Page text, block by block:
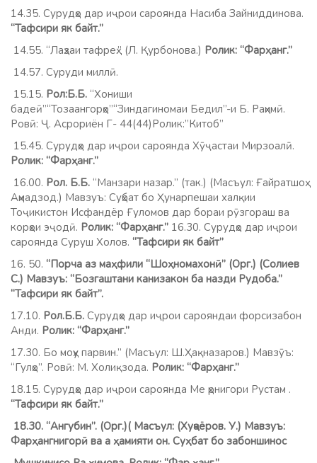
14.35. Сурудҳо дар иҷрои сароянда Насиба Зайниддинова.
“Тафсири як байт.”
14.55. “Лаҳзаи тафреҳ.” (Л. Қурбонова.) Ролик: “Фарҳанг.”
14.57. Суруди миллӣ.
15.15. Рол:Б.Б. “Хониши
бадеӣ”“Тозаангорҳо”“Зиндагиномаи Бедил”-и Б. Раҳимӣ.
Ровӣ: Ҷ. Асрориён Г- 44(44)Ролик:”Китоб”
15.45. Сурудҳо дар иҷрои сароянда Хӯҷастаи Мирзоалӣ.
Ролик: “Фарҳанг.”
16.00. Рол. Б.Б. “Манзари назар.” (так.) (Масъул: Ғайратшоҳ
Аҳмадзод.) Мавзуъ: Суҳбат бо Ҳунарпешаи халқии
Тоҷикистон Исфандёр Ғуломов дар бораи рӯзгораш ва
корҳои эҷодӣ. Ролик: “Фарҳанг.” 16.30. Сурудҳо дар иҷрои
сароянда Суруш Холов. “Тафсири як байт”
16. 50. “Порча аз маҳфили “Шоҳномахонӣ” (Орг.) (Солиев
С.) Мавзуъ: “Бозгаштани канизакон ба назди Рудоба.”
“Тафсири як байт”.
17.10. Рол.Б.Б. Сурудҳо дар иҷрои сарояндаи форсизабон
Анди. Ролик: “Фарҳанг.”
17.30. Бо моҳу парвин.” (Масъул: Ш.Ҳақназаров.) Мавзӯъ:
“Гулҳо”. Ровӣ: М. Холиқзода. Ролик: “Фарҳанг.”
18.15. Сурудҳо дар иҷрои сароянда Ме ҳрнигори Рустам .
“Тафсири як байт.”
18.30. “Ангубин”. (Орг.)( Масъул: (Хуҷаёров. У.) Мавзуъ:
Фарҳангнигорӣ ва а ҳамияти он. Суҳбат бо забоншинос